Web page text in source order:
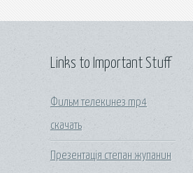
Links to Important Stuff
Фильм телекинез mp4
скачать
Презентація степан жупанин